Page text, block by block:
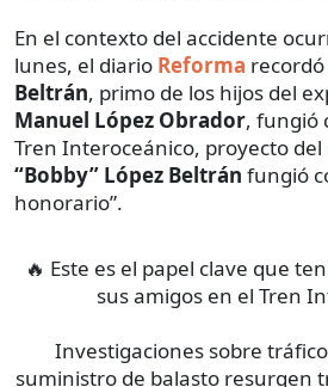
En el contexto del accidente
lunes, el diario Reforma
Beltrán, primo de los hijos del
Manuel López Obrador, fungió
Tren Interoceánico, proyecto del
“Bobby” López Beltrán fungió
honorario”.
🔥 Este es el papel clave que
sus amigos en el Tren
Investigaciones sobre
suministro de balasto resurgen